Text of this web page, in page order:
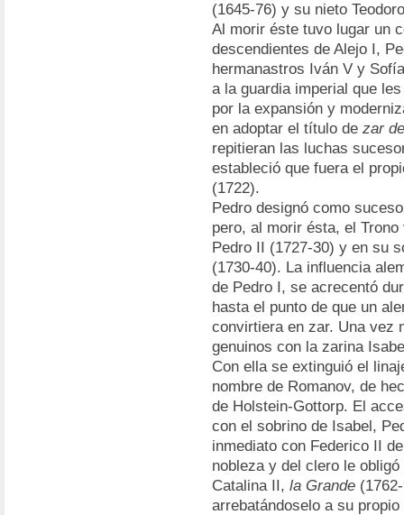
(1645-76) y su nieto
Al morir éste tuvo lugar un
descendientes de Alejo I,
hermanastros Iván V y
a la guardia imperial que
por la expansión y
en adoptar el título de zar
repitieran las luchas
estableció que fuera el
(1722).
Pedro designó como
pero, al morir ésta, el
Pedro II (1727-30) y en su
(1730-40). La influencia
de Pedro I, se acrecentó
hasta el punto de que un
convirtiera en zar. Una vez
genuinos con la zarina
Con ella se extinguió el
nombre de Romanov, de
de Holstein-Gottorp. El
con el sobrino de Isabel,
inmediato con Federico II
nobleza y del clero le
Catalina II, la Grande
arrebatándoselo a su